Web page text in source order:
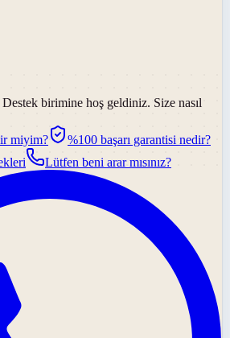
birimine hoş geldiniz. Size nasıl
miyim?
%100 başarı garantisi nedir?
Lütfen beni arar mısınız?